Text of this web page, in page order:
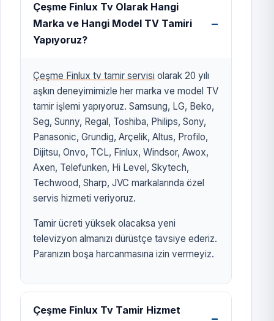
Çeşme Finlux Tv Olarak Hangi
Marka ve Hangi Model TV Tamiri
Yapıyoruz?
Çeşme Finlux tv tamir servisi olarak 20 yılı
aşkın deneyimimizle her marka ve model TV
tamir işlemi yapıyoruz. Samsung, LG, Beko,
Seg, Sunny, Regal, Toshiba, Philips, Sony,
Panasonic, Grundig, Arçelik, Altus, Profilo,
Dijitsu, Onvo, TCL, Finlux, Windsor, Awox,
Axen, Telefunken, Hi Level, Skytech,
Techwood, Sharp, JVC markalarında özel
servis hizmeti veriyoruz.
Tamir ücreti yüksek olacaksa yeni
televizyon almanızı dürüstçe tavsiye ederiz.
Paranızın boşa harcanmasına izin vermeyiz.
Çeşme Finlux Tv Tamir Hizmet